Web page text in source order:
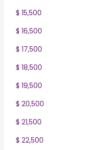
$ 15,500
$ 16,500
$ 17,500
$ 18,500
$ 19,500
$ 20,500
$ 21,500
$ 22,500